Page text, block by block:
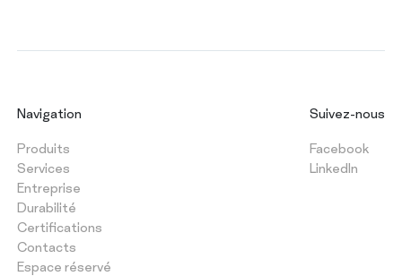
Navigation
Produits
Services
Entreprise
Durabilité
Certifications
Contacts
Espace réservé
Suivez-nous
Facebook
LinkedIn